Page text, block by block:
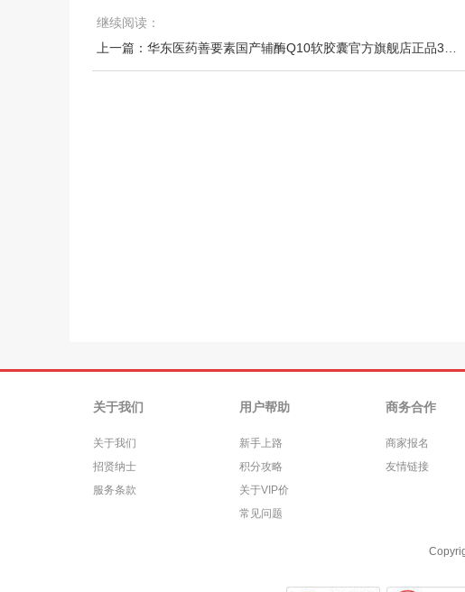
继续阅读：
关于我们
关于我们
招贤纳士
服务条款
用户帮助
新手上路
积分攻略
关于VIP价
常见问题
商务合作
商家报名
友情链接